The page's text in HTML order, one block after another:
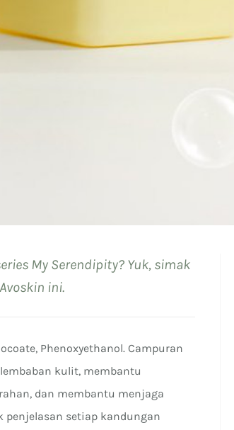
My Serendipity? Yuk, simak
ini.
Phenoxyethanol. Campuran
kulit, membantu
dan membantu menjaga
penjelasan setiap kandungan